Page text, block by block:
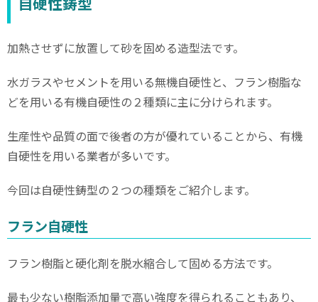
加熱させずに放置して砂を固める造型法です。
水ガラスやセメントを用いる無機自硬性と、フラン樹脂な
どを用いる有機自硬性の２種類に主に分けられます。
生産性や品質の面で後者の方が優れていることから、有機
自硬性を用いる業者が多いです。
今回は自硬性鋳型の２つの種類をご紹介します。
フラン自硬性
フラン樹脂と硬化剤を脱水縮合して固める方法です。
最も少ない樹脂添加量で高い強度を得られることもあり、